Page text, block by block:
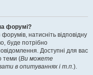
форумі?
натисніть відповідну
буде потрібно
Доступні для вас
теми (Ви можете
в опитуваннях і т.п.).